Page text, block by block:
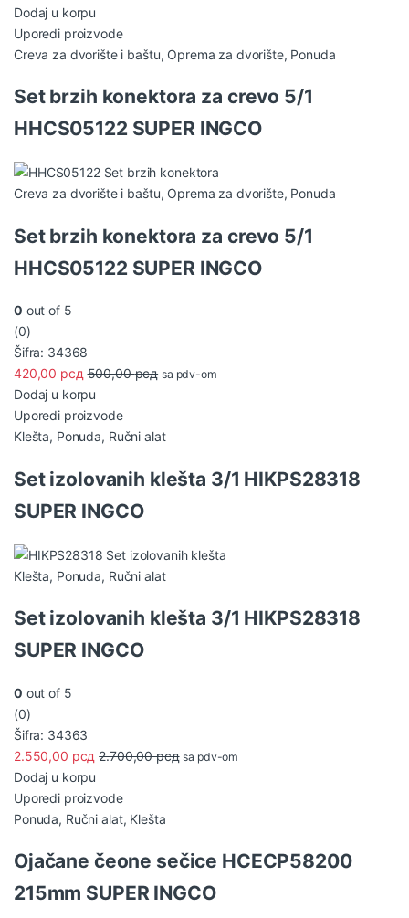
Dodaj u korpu
Uporedi proizvode
Creva za dvorište i baštu, Oprema za dvorište, Ponuda
Set brzih konektora za crevo 5/1
HHCS05122 SUPER INGCO
Creva za dvorište i baštu, Oprema za dvorište, Ponuda
Set brzih konektora za crevo 5/1
HHCS05122 SUPER INGCO
0 out of 5
(0)
Šifra: 34368
420,00 рсд 500,00рсд sa pdv-om
Dodaj u korpu
Uporedi proizvode
Klešta, Ponuda, Ručni alat
Set izolovanih klešta 3/1 HIKPS28318
SUPER INGCO
Klešta, Ponuda, Ručni alat
Set izolovanih klešta 3/1 HIKPS28318
SUPER INGCO
0 out of 5
(0)
Šifra: 34363
2.550,00 рсд 2.700,00рсд sa pdv-om
Dodaj u korpu
Uporedi proizvode
Ponuda, Ručni alat, Klešta
Ojačane čeone sečice HCECP58200
215mm SUPER INGCO